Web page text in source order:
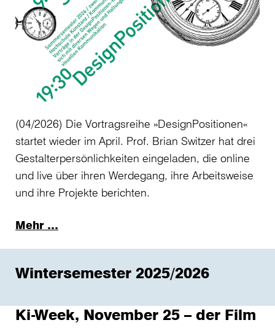
(04/2026) Die Vortragsreihe »DesignPositionen«
startet wieder im April. Prof. Brian Switzer hat drei
Gestalterpersönlichkeiten eingeladen, die online
und live über ihren Werdegang, ihre Arbeitsweise
und ihre Projekte berichten.
Mehr …
Wintersemester 2025/2026
Ki-Week, November 25 – der Film